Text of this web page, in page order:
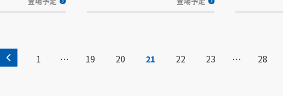
1 … 19 20 21 22 23 … 28